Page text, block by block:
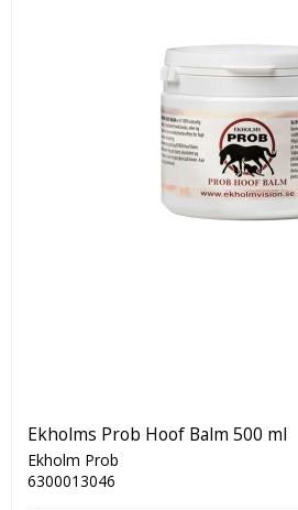
Ekholms Prob Hoof Balm 500 ml
Ekholm Prob
6300013046